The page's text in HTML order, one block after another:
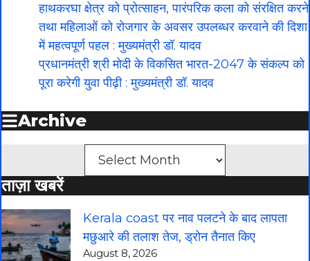
हाथकरघा क्षेत्र को प्रोत्साहन, पारंपरिक कला को संरक्षित करने
तथा महिलाओं को रोजगार के अवसर उपलब्धर करवाने की दिशा
में महत्वपूर्ण पहल : मुख्यमंत्री डॉ. यादव
प्रधानमंत्री श्री मोदी के विकसित भारत-2047 के संकल्प को
पूरा करेगी युवा पीढ़ी : मुख्यमंत्री डॉ. यादव
Archive
ताज़ा खबरें
Kerala coast पर नाव पलटने के बाद लापता
मछुआरे की तलाश तेज, ड्रोन तैनात किए
August 8, 2026